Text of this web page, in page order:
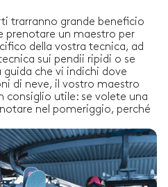
trarranno grande beneficio
prenotare un maestro per
della vostra tecnica, ad
sui pendii ripidi o se
che vi indichi dove
di neve, il vostro maestro
consiglio utile: se volete una
nel pomeriggio, perché